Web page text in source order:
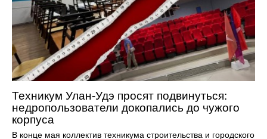
Техникум Улан-Удэ просят подвинуться:
недропользователи докопались до чужого
корпуса
В конце мая коллектив техникума строительства и городского